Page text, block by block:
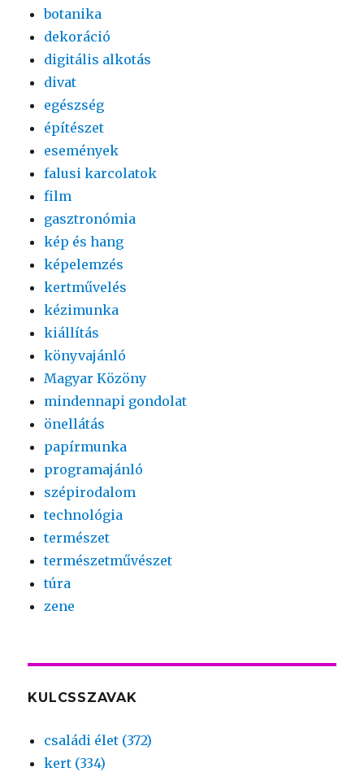
botanika
dekoráció
digitális alkotás
divat
egészség
építészet
események
falusi karcolatok
film
gasztronómia
kép és hang
képelemzés
kertművelés
kézimunka
kiállítás
könyvajánló
Magyar Közöny
mindennapi gondolat
önellátás
papírmunka
programajánló
szépirodalom
technológia
természet
természetművészet
túra
zene
KULCSSZAVAK
családi élet (372)
kert (334)